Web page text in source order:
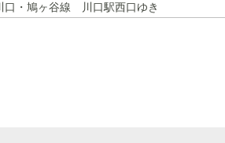
口・鳩ヶ谷線 川口駅西口ゆき